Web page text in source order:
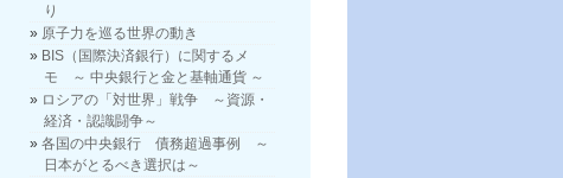
り
原子力を巡る世界の動き
BIS（国際決済銀行）に関するメ
モ ～ 中央銀行と金と基軸通貨 ～
ロシアの「対世界」戦争 ～資源・
経済・認識闘争～
各国の中央銀行 債務超過事例 ～
日本がとるべき選択は～